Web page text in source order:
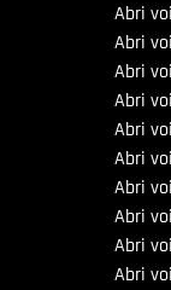
Abri
Abri
Abri
Abri
Abri
Abri
Abri
Abri
Abri
Abri